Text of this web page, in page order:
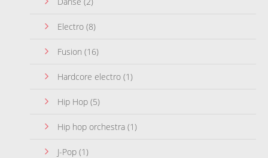
Electro (8)
Fusion (16)
Hardcore electro (1)
Hip Hop (5)
Hip hop orchestra (1)
J-Pop (1)